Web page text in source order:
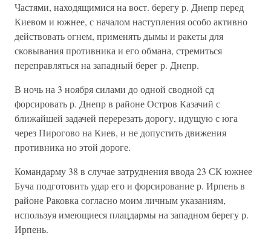
Частями, находящимися на вост. берегу р. Днепр перед
Киевом и южнее, с началом наступления особо активно
действовать огнем, применять дымы и ракеты для
сковывания противника и его обмана, стремиться
переправляться на западный берег р. Днепр.
В ночь на 3 ноября силами до одной сводной сд
форсировать р. Днепр в районе Остров Казачий с
ближайшей задачей перерезать дорогу, идущую с юга
через Пирогово на Киев, и не допустить движения
противника но этой дороге.
Командарму 38 в случае затруднения ввода 23 СК южнее
Буча подготовить удар его и форсирование р. Ирпень в
районе Раковка согласно моим личным указаниям,
используя имеющиеся плацдармы на западном берегу р.
Ирпень.